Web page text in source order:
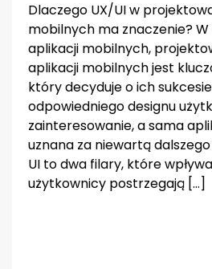
Dlaczego UX/UI w
mobilnych ma znaczenie? W
aplikacji mobilnych,
aplikacji mobilnych jest
który decyduje o ich
odpowiedniego designu
zainteresowanie, a sama
uznana za niewartą
UI to dwa filary, które
użytkownicy postrzegają […]